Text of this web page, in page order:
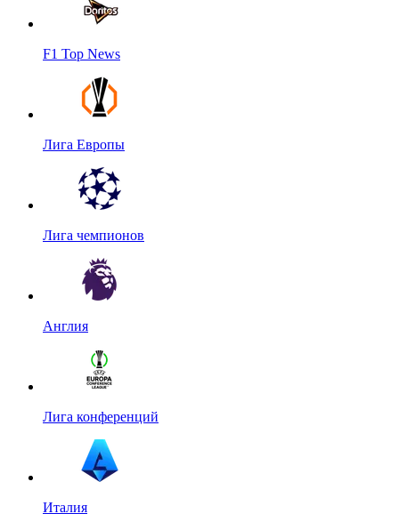
F1 Top News
Лига Европы
Лига чемпионов
Англия
Лига конференций
Италия